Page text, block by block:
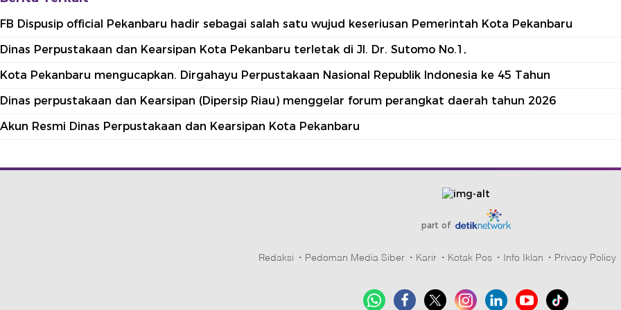
FB Dispusip official Pekanbaru hadir sebagai salah satu wujud keseriusan Pemerintah Kota Pekanbaru
Dinas Perpustakaan dan Kearsipan Kota Pekanbaru terletak di Jl. Dr. Sutomo No.1,
Kota Pekanbaru mengucapkan. Dirgahayu Perpustakaan Nasional Republik Indonesia ke 45 Tahun
Dinas perpustakaan dan Kearsipan (Dipersip Riau) menggelar forum perangkat daerah tahun 2026
Akun Resmi Dinas Perpustakaan dan Kearsipan Kota Pekanbaru
part of
Redaksi Pedoman Media Siber Karir Kotak Pos Info Iklan Privacy Policy